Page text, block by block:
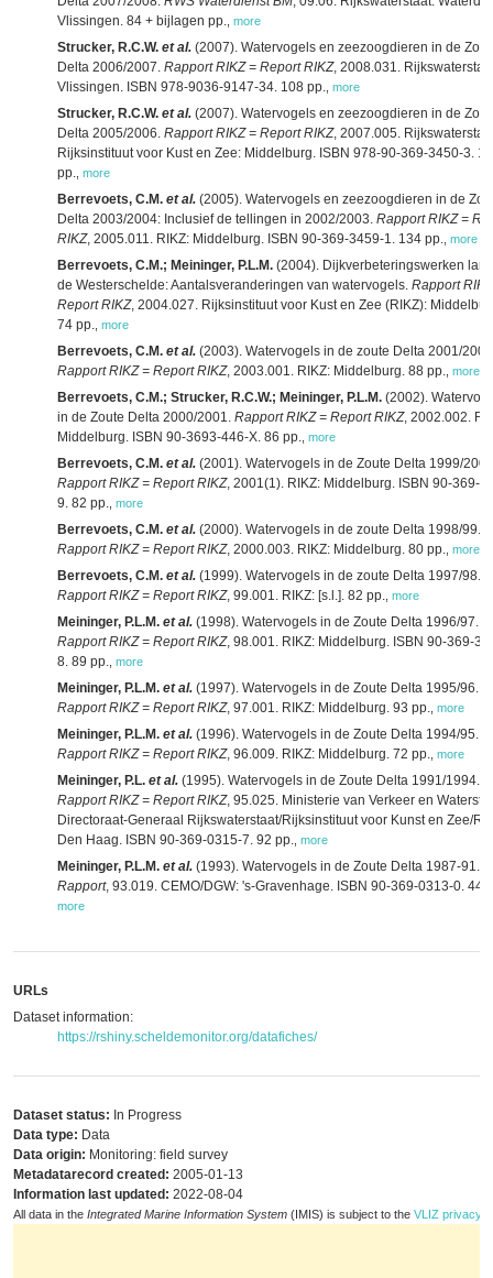
Vlissingen. 84 + bijlagen pp. more
Strucker, R.C.W. et al. (2007). Watervogels en zeezoogdieren in de
Delta 2006/2007. Rapport RIKZ = Report RIKZ, 2008.031.
Vlissingen. ISBN 978-9036-9147-34. 108 pp. more
Strucker, R.C.W. et al. (2007). Watervogels en zeezoogdieren in de
Delta 2005/2006. Rapport RIKZ = Report RIKZ, 2007.005.
Rijksinstituut voor Kust en Zee: Middelburg. ISBN 978-90-369-3450-3.
pp. more
Berrevoets, C.M. et al. (2005). Watervogels en zeezoogdieren in de
Delta 2003/2004: Inclusief de tellingen in 2002/2003. Rapport RIKZ =
RIKZ, 2005.011. RIKZ: Middelburg. ISBN 90-369-3459-1. 134 pp. more
Berrevoets, C.M.; Meininger, P.L.M. (2004). Dijkverbeteringswerken
de Westerschelde: Aantalsveranderingen van watervogels. Rapport
Report RIKZ, 2004.027. Rijksinstituut voor Kust en Zee (RIKZ):
74 pp. more
Berrevoets, C.M. et al. (2003). Watervogels in de zoute Delta 2001/
Rapport RIKZ = Report RIKZ, 2003.001. RIKZ: Middelburg. 88 pp. more
Berrevoets, C.M.; Strucker, R.C.W.; Meininger, P.L.M. (2002).
in de Zoute Delta 2000/2001. Rapport RIKZ = Report RIKZ, 2002.002.
Middelburg. ISBN 90-3693-446-X. 86 pp. more
Berrevoets, C.M. et al. (2001). Watervogels in de Zoute Delta 1999/
Rapport RIKZ = Report RIKZ, 2001(1). RIKZ: Middelburg. ISBN 90-369-
9. 82 pp. more
Berrevoets, C.M. et al. (2000). Watervogels in de zoute Delta 1998/99.
Rapport RIKZ = Report RIKZ, 2000.003. RIKZ: Middelburg. 80 pp. more
Berrevoets, C.M. et al. (1999). Watervogels in de zoute Delta 1997/98.
Rapport RIKZ = Report RIKZ, 99.001. RIKZ: [s.l.]. 82 pp. more
Meininger, P.L.M. et al. (1998). Watervogels in de Zoute Delta 1996/97.
Rapport RIKZ = Report RIKZ, 98.001. RIKZ: Middelburg. ISBN 90-369-
8. 89 pp. more
Meininger, P.L.M. et al. (1997). Watervogels in de Zoute Delta 1995/96.
Rapport RIKZ = Report RIKZ, 97.001. RIKZ: Middelburg. 93 pp. more
Meininger, P.L.M. et al. (1996). Watervogels in de Zoute Delta 1994/95.
Rapport RIKZ = Report RIKZ, 96.009. RIKZ: Middelburg. 72 pp. more
Meininger, P.L. et al. (1995). Watervogels in de Zoute Delta 1991/1994.
Rapport RIKZ = Report RIKZ, 95.025. Ministerie van Verkeer en
Directoraat-Generaal Rijkswaterstaat/Rijksinstituut voor Kunst en Zee/
Den Haag. ISBN 90-369-0315-7. 92 pp. more
Meininger, P.L.M. et al. (1993). Watervogels in de Zoute Delta 1987-91.
Rapport, 93.019. CEMO/DGW: 's-Gravenhage. ISBN 90-369-0313-0. 44
more
URLs
Dataset information:
https://rshiny.scheldemonitor.org/datafiches/
Dataset status: In Progress
Data type: Data
Data origin: Monitoring: field survey
Metadatarecord created: 2005-01-13
Information last updated: 2022-08-04
All data in the Integrated Marine Information System (IMIS) is subject to the VLIZ privacy